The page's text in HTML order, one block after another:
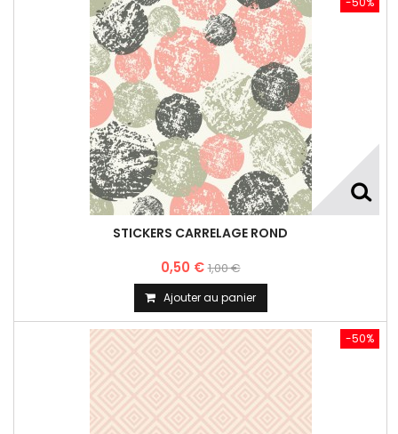
STICKERS CARRELAGE ROND
0,50 €1,00 €
Ajouter au panier
-50%